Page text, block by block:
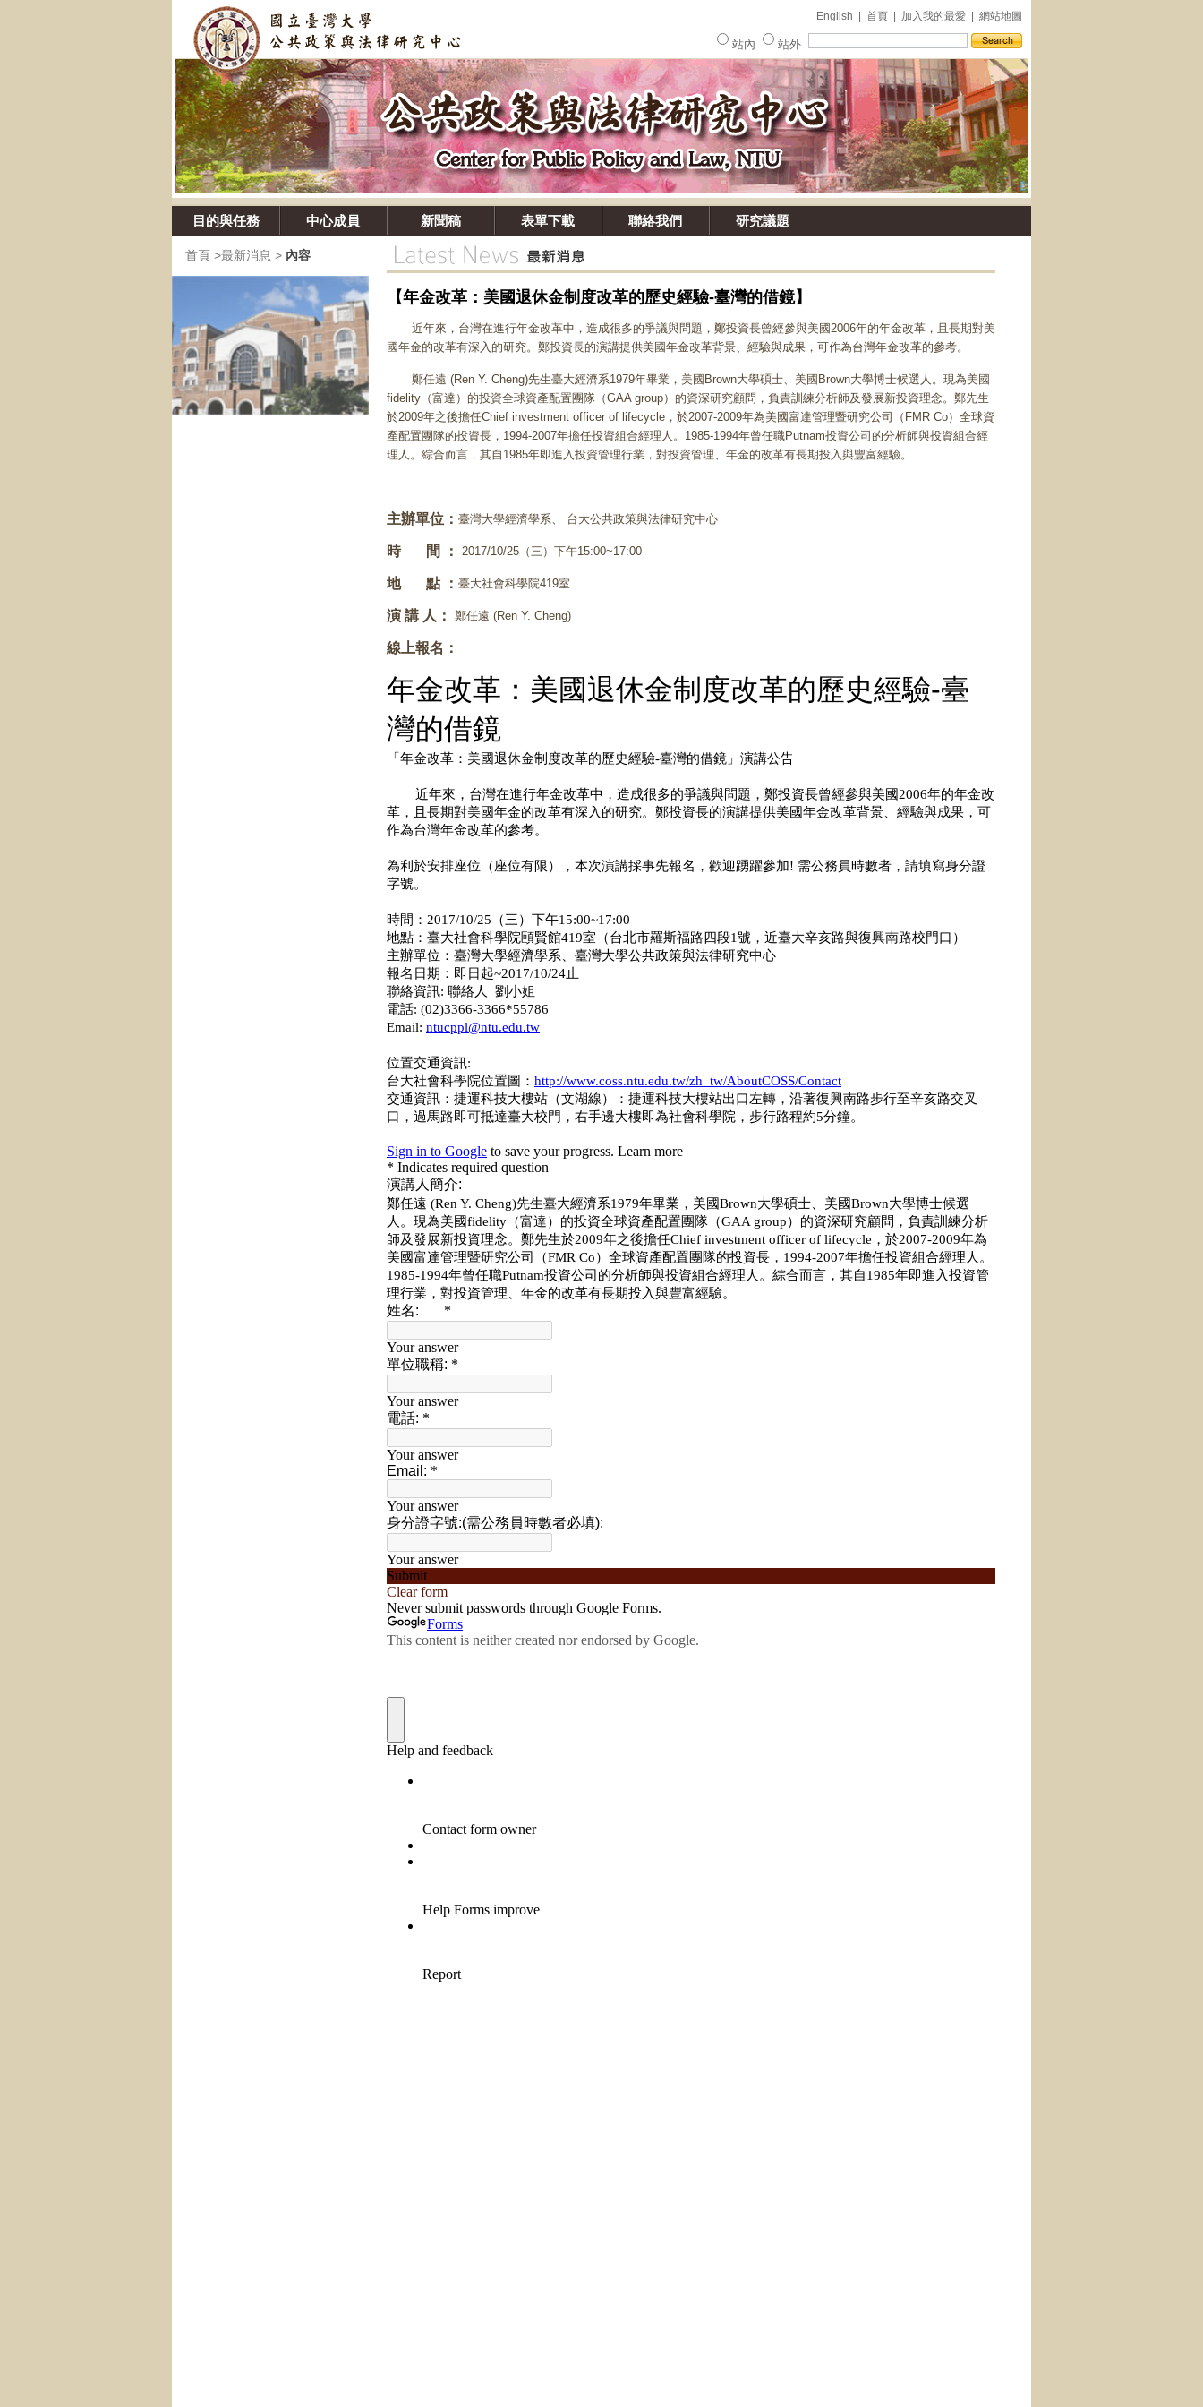
English 首頁 加入我的最愛 網站地圖
站內 站外
目的與任務 中心成員 新聞稿 表單下載 聯絡我們 研究議題
首頁 >最新消息 > 內容
【年金改革：美國退休金制度改革的歷史經驗-臺灣的借鏡】
近年來，台灣在進行年金改革中，造成很多的爭議與問題，鄭投資長曾經參與美國2006年的年金改革，且長期對美
國年金的改革有深入的研究。鄭投資長的演講提供美國年金改革背景、經驗與成果，可作為台灣年金改革的參考。
鄭任遠 (Ren Y. Cheng)先生臺大經濟系1979年畢業，美國Brown大學碩士、美國Brown大學博士候選人。現為美國
fidelity（富達）的投資全球資產配置團隊（GAA group）的資深研究顧問，負責訓練分析師及發展新投資理念。鄭先生
於2009年之後擔任Chief investment officer of lifecycle，於2007-2009年為美國富達管理暨研究公司（FMR Co）全球資
產配置團隊的投資長，1994-2007年擔任投資組合經理人。1985-1994年曾任職Putnam投資公司的分析師與投資組合經
理人。綜合而言，其自1985年即進入投資管理行業，對投資管理、年金的改革有長期投入與豐富經驗。
主辦單位： 臺灣大學經濟學系、 台大公共政策與法律研究中心
時 間 ： 2017/10/25（三）下午15:00~17:00
地 點 ： 臺大社會科學院419室
演 講 人： 鄭任遠 (Ren Y. Cheng)
線上報名：